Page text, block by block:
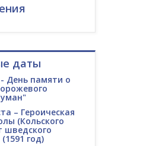
даты
- День памяти о
– Героическая
(Кольского
шведского
год)